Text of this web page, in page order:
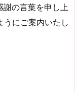
謝の言葉を申し上
うにご案内いたし